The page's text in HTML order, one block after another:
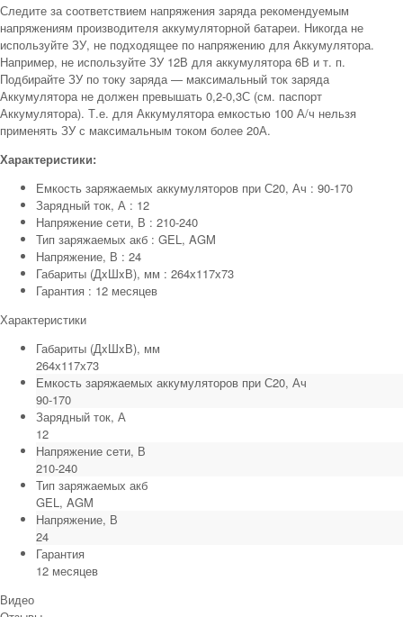
Следите за соответствием напряжения заряда рекомендуемым
напряжениям производителя аккумуляторной батареи. Никогда не
используйте ЗУ, не подходящее по напряжению для Аккумулятора.
Например, не используйте ЗУ 12В для аккумулятора 6В и т. п.
Подбирайте ЗУ по току заряда — максимальный ток заряда
Аккумулятора не должен превышать 0,2-0,3С (см. паспорт
Аккумулятора). Т.е. для Аккумулятора емкостью 100 А/ч нельзя
применять ЗУ с максимальным током более 20А.
Характеристики:
Емкость заряжаемых аккумуляторов при С20, Ач : 90-170
Зарядный ток, А : 12
Напряжение сети, В : 210-240
Тип заряжаемых акб : GEL, AGM
Напряжение, В : 24
Габариты (ДxШxВ), мм : 264х117х73
Гарантия : 12 месяцев
Характеристики
Габариты (ДxШxВ), мм
264х117х73
Емкость заряжаемых аккумуляторов при С20, Ач
90-170
Зарядный ток, А
12
Напряжение сети, В
210-240
Тип заряжаемых акб
GEL, AGM
Напряжение, В
24
Гарантия
12 месяцев
Видео